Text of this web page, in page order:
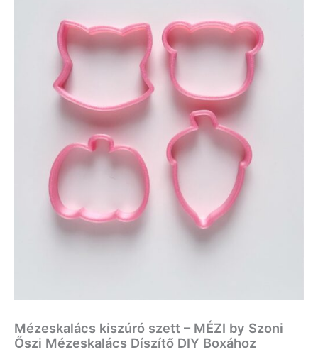
Mézeskalács kiszúró szett – MÉZI by Szoni
Őszi Mézeskalács Díszítő DIY Boxához